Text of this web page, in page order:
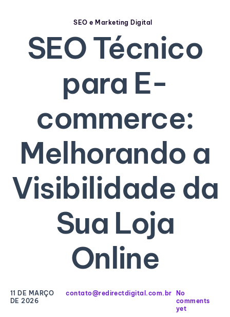
SEO e Marketing Digital
SEO Técnico
para E-
commerce:
Melhorando a
Visibilidade da
Sua Loja
Online
11 DE MARÇO
DE 2026
contato@redirectdigital.com.br
No
comments
yet